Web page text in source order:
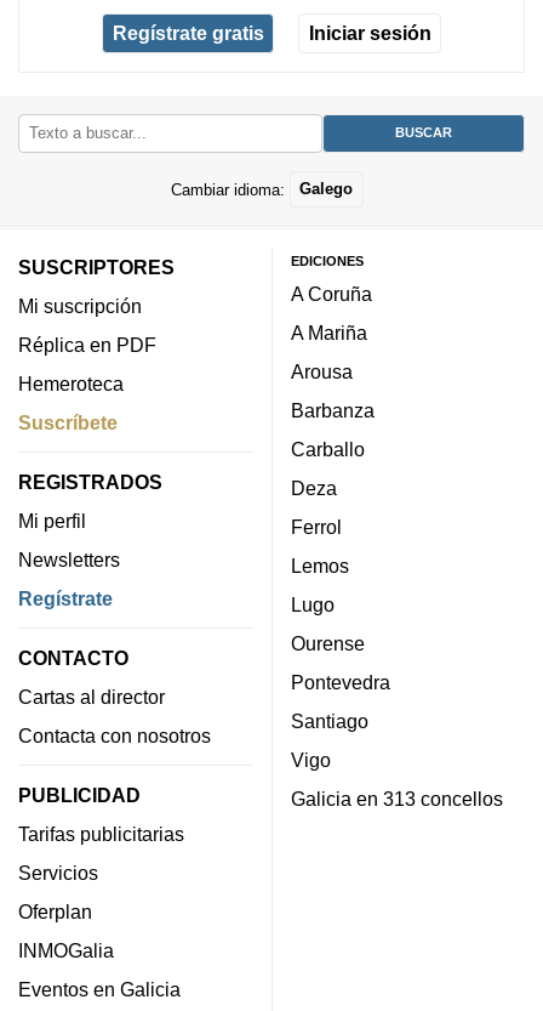
Regístrate gratis Iniciar sesión
Cambiar idioma: Galego
SUSCRIPTORES
Mi suscripción
Réplica en PDF
Hemeroteca
Suscríbete
REGISTRADOS
Mi perfil
Newsletters
Regístrate
CONTACTO
Cartas al director
Contacta con nosotros
PUBLICIDAD
Tarifas publicitarias
Servicios
Oferplan
INMOGalia
Eventos en Galicia
EDICIONES
A Coruña
A Mariña
Arousa
Barbanza
Carballo
Deza
Ferrol
Lemos
Lugo
Ourense
Pontevedra
Santiago
Vigo
Galicia en 313 concellos